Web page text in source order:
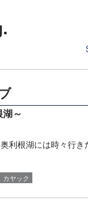
～
利根湖には時々行
カヤック